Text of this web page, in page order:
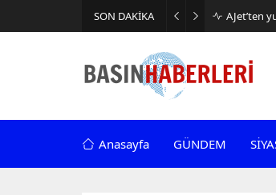
SON DAKİKA AJet’ten
Anasayfa GÜNDEM